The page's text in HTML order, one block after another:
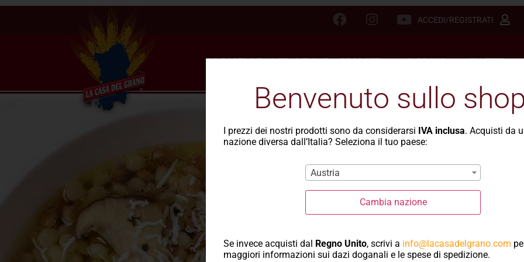
ACCEDI/REGISTRATI
LA PASTA DELLA TRADIZIONE PRODOTTI IL GRANO RICETTE
Fregola
e ricotta
RICETTA PREPARATA
Benvenuto sullo
I prezzi dei nostri prodotti sono da considerarsi IVA inclusa. Acquisti da
nazione diversa dall’Italia? Seleziona il tuo paese:
Austria
Cambia nazione
Se invece acquisti dal Regno Unito, scrivi a info@lacasadelgrano.com
maggiori informazioni sui dazi doganali e le spese di spedizione.